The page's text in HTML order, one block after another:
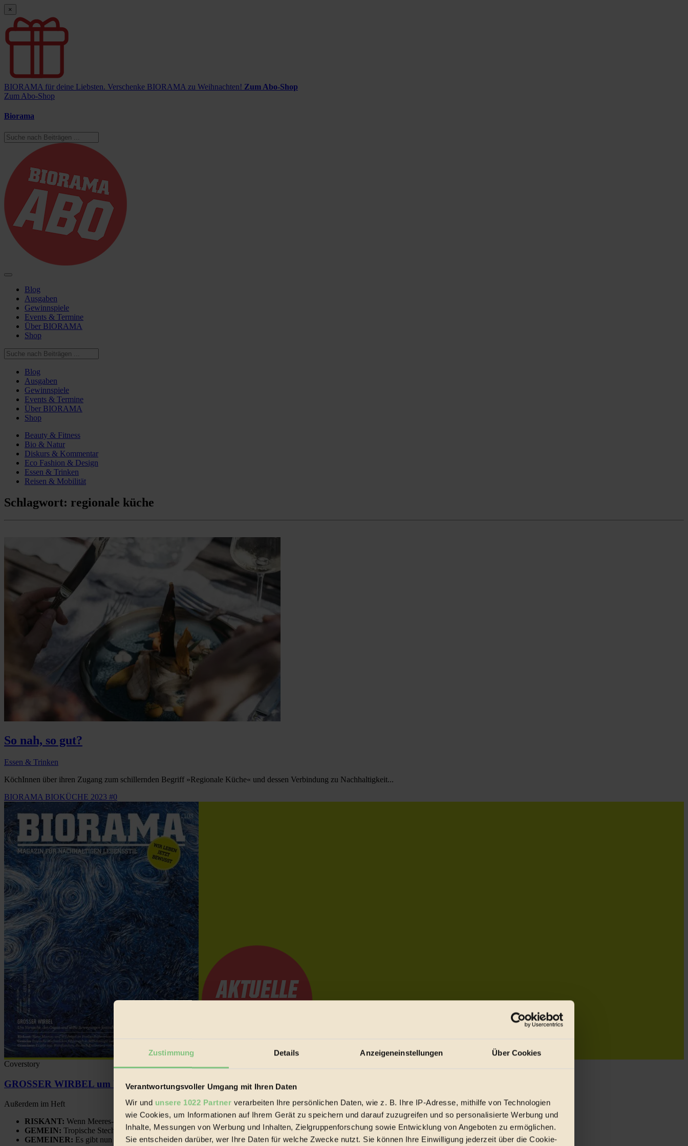
Zustimmung Details Anzeigeneinstellungen Über Cookies
Verantwortungsvoller Umgang mit Ihren Daten
Wir und unsere 1022 Partner verarbeiten Ihre persönlichen Daten, wie z. B. Ihre IP-Adresse, mithilfe von Technologien
wie Cookies, um Informationen auf Ihrem Gerät zu speichern und darauf zuzugreifen und so personalisierte Werbung und
Inhalte, Messungen von Werbung und Inhalten, Zielgruppenforschung sowie Entwicklung von Angeboten zu ermöglichen.
Sie entscheiden darüber, wer Ihre Daten für welche Zwecke nutzt. Sie können Ihre Einwilligung jederzeit über die Cookie-
×
BIORAMA für deine Liebsten. Verschenke BIORAMA zu Weihnachten! Zum Abo-Shop
Zum Abo-Shop
Biorama
Blog
Ausgaben
Gewinnspiele
Events & Termine
Über BIORAMA
Shop
Blog
Ausgaben
Gewinnspiele
Events & Termine
Über BIORAMA
Shop
Beauty & Fitness
Bio & Natur
Diskurs & Kommentar
Eco Fashion & Design
Essen & Trinken
Reisen & Mobilität
Schlagwort: regionale küche
So nah, so gut?
Essen & Trinken
KöchInnen über ihren Zugang zum schillernden Begriff »Regionale Küche« und dessen Verbindung zu Nachhaltigkeit...
BIORAMA BIOKÜCHE 2023 #0
Coverstory
GROSSER WIRBEL um Versuche, den Ozean und seine Bewegungen festzuhalten.
Außerdem im Heft
RISKANT: Wenn Meeres- und Wildvögel im Freilandhühnerbetrieb vorbeischauen.
GEMEIN: Tropische Stechmücken fühlen sich in Mitteleuropa inziwschen oft zu Hause.
GEMEINER: Es gibt nun Weinflaschen, die nach Entleerung voll wieder zu dir zurückkommen.